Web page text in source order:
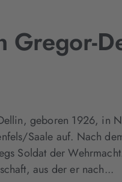
Gregor-
geboren 1926, in
Saale auf. Nach
Soldat der
aus der er nach...